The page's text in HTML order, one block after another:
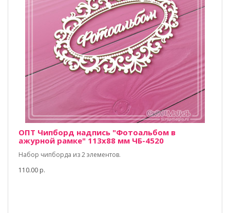
ОПТ Чипборд надпись "Фотоальбом в
ажурной рамке" 113х88 мм ЧБ-4520
Набор чипборда из 2 элементов.
110.00 р.